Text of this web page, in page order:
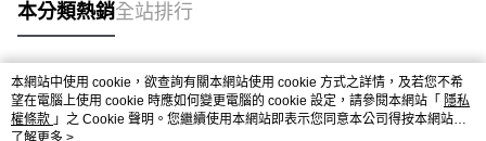
本分類熱銷全站排行
熱門標籤
本網站中使用 cookie，欲查詢有關本網站使用 cookie 方式之詳情，及若您不希
望在電腦上使用 cookie 時應如何變更電腦的 cookie 設定，請參閱本網站「 隱私
權條款 」之 Cookie 聲明。您繼續使用本網站即表示您同意本公司得按本網站使
用條款之 Cookie 聲明使用 cookie。
了解更多 >